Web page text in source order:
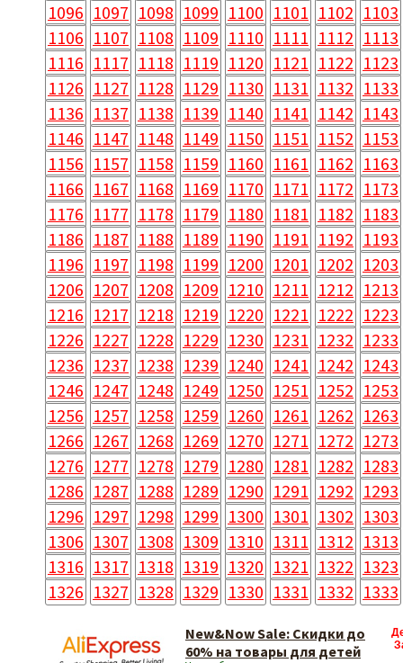
1096 1097 1098 1099 1100 1101 1102 1103
1106 1107 1108 1109 1110 1111 1112 1113
1116 1117 1118 1119 1120 1121 1122 1123
1126 1127 1128 1129 1130 1131 1132 1133
1136 1137 1138 1139 1140 1141 1142 1143
1146 1147 1148 1149 1150 1151 1152 1153
1156 1157 1158 1159 1160 1161 1162 1163
1166 1167 1168 1169 1170 1171 1172 1173
1176 1177 1178 1179 1180 1181 1182 1183
1186 1187 1188 1189 1190 1191 1192 1193
1196 1197 1198 1199 1200 1201 1202 1203
1206 1207 1208 1209 1210 1211 1212 1213
1216 1217 1218 1219 1220 1221 1222 1223
1226 1227 1228 1229 1230 1231 1232 1233
1236 1237 1238 1239 1240 1241 1242 1243
1246 1247 1248 1249 1250 1251 1252 1253
1256 1257 1258 1259 1260 1261 1262 1263
1266 1267 1268 1269 1270 1271 1272 1273
1276 1277 1278 1279 1280 1281 1282 1283
1286 1287 1288 1289 1290 1291 1292 1293
1296 1297 1298 1299 1300 1301 1302 1303
1306 1307 1308 1309 1310 1311 1312 1313
1316 1317 1318 1319 1320 1321 1322 1323
1326 1327 1328 1329 1330 1331 1332 1333
New&Now Sale: Скидки до
60% на товары для детей